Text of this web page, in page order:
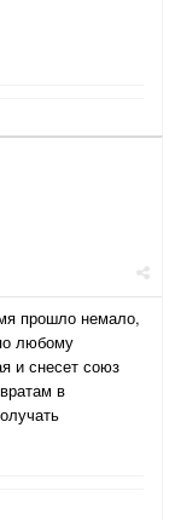
прошло немало,
любому
и снесет союз
в